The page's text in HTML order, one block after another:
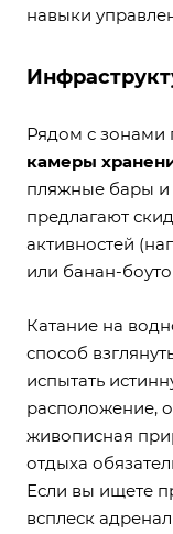
навыки
Рядом с зонами
камеры
пляжные бары и
предлагают
активностей
или банан-
Катание на
способ
испытать
расположение,
живописная
отдыха
Если вы ищете
всплеск